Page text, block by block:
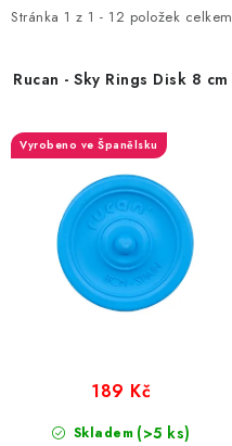
FAQ
i
p
o
Stránka 1 z 1 - 12 položek celkem
e
í
r
Rucan - Sky Rings Disk 8 cm
Vyrobeno ve Španělsku
Skladem (>5 ks)
189 Kč